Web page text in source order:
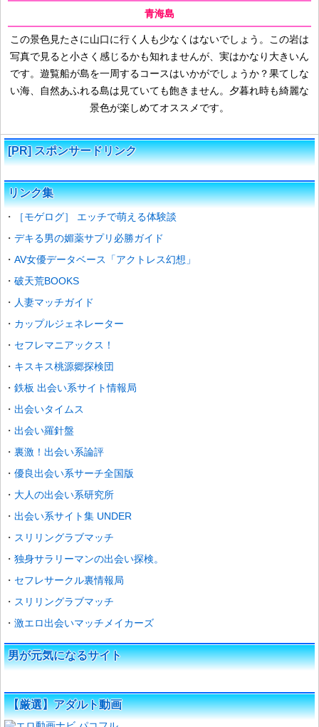
青海島
この景色見たさに山口に行く人も少なくはないでしょう。この岩は
写真で見ると小さく感じるかも知れませんが、実はかなり大きいん
です。遊覧船が島を一周するコースはいかがでしょうか？果てしな
い海、自然あふれる島は見ていても飽きません。夕暮れ時も綺麗な
景色が楽しめてオススメです。
[PR] スポンサードリンク
リンク集
［モゲログ］ エッチで萌える体験談
デキる男の媚薬サプリ必勝ガイド
AV女優データベース「アクトレス幻想」
破天荒BOOKS
人妻マッチガイド
カップルジェネレーター
セフレマニアックス！
キスキス桃源郷探検団
鉄板 出会い系サイト情報局
出会いタイムス
出会い羅針盤
裏激！出会い系論評
優良出会い系サーチ全国版
大人の出会い系研究所
出会い系サイト集 UNDER
スリリングラブマッチ
独身サラリーマンの出会い探検。
セフレサークル裏情報局
スリリングラブマッチ
激エロ出会いマッチメイカーズ
男が元気になるサイト
【厳選】アダルト動画